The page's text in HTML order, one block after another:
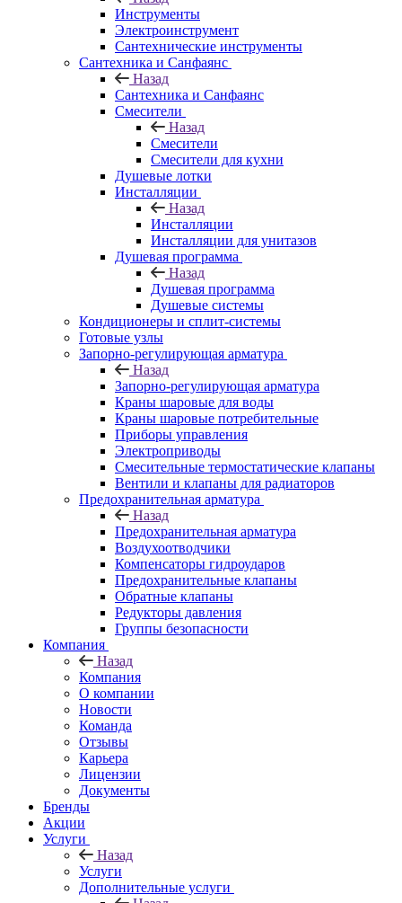
Инструменты
Электроинструмент
Сантехнические инструменты
Сантехника и Санфаянс
Назад
Сантехника и Санфаянс
Смесители
Назад
Смесители
Смесители для кухни
Душевые лотки
Инсталляции
Назад
Инсталляции
Инсталляции для унитазов
Душевая программа
Назад
Душевая программа
Душевые системы
Кондиционеры и сплит-системы
Готовые узлы
Запорно-регулирующая арматура
Назад
Запорно-регулирующая арматура
Краны шаровые для воды
Краны шаровые потребительные
Приборы управления
Электроприводы
Смесительные термостатические клапаны
Вентили и клапаны для радиаторов
Предохранительная арматура
Назад
Предохранительная арматура
Воздухоотводчики
Компенсаторы гидроударов
Предохранительные клапаны
Обратные клапаны
Редукторы давления
Группы безопасности
Компания
Назад
Компания
О компании
Новости
Команда
Отзывы
Карьера
Лицензии
Документы
Бренды
Акции
Услуги
Назад
Услуги
Дополнительные услуги